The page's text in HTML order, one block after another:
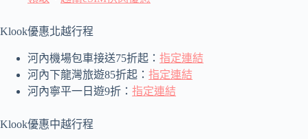
Klook優惠北越行程
河內機場包車接送75折起： 指定連結
河內下龍灣旅遊85折起： 指定連結
河內寧平一日遊9折： 指定連結
Klook優惠中越行程